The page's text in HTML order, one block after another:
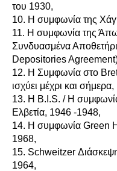
του 1930,
10. Η συμφωνία της
11. Η συμφωνία της
Συνδυασμένα
Depositories
12. Η Συμφωνία στο
ισχύει μέχρι και σήμερα,
13. Η B.I.S. / Η
Ελβετία, 1946 -1948,
14. Η συμφωνία Green
1968,
15. Schweitzer
1964,